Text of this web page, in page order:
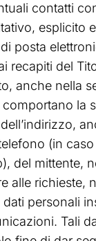
contatti
esplicito
posta
recapiti del
anche nella
comportano la
(in
del mittente,
alle richieste,
personali
Tali